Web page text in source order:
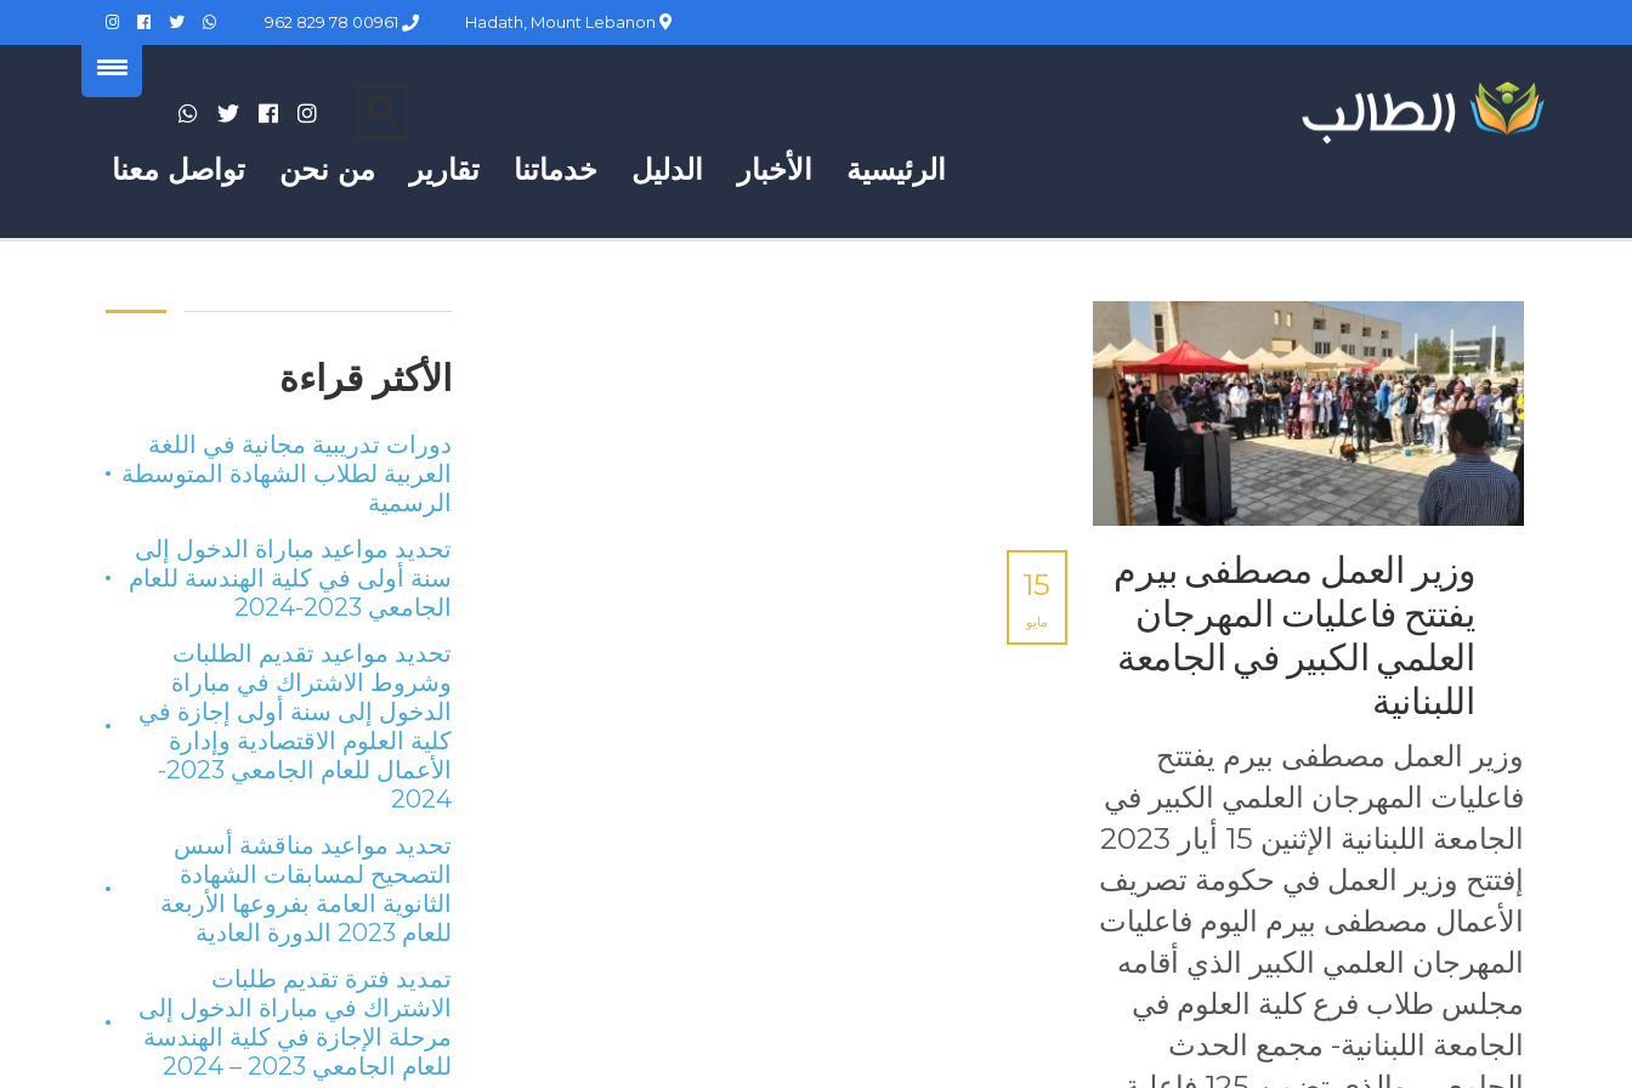
تواصل معنا من نحن تقارير خدماتنا الدليل الأخبار الرئيسية
وزير العمل مصطفى بيرم
يفتتح فاعليات المهرجان
العلمي الكبير في الجامعة
اللبنانية
15
مايو
وزير العمل مصطفى بيرم يفتتح
فاعليات المهرجان العلمي الكبير في
الجامعة اللبنانية الإثنين 15 أيار 2023
إفتتح وزير العمل في حكومة تصريف
الأعمال مصطفى بيرم اليوم فاعليات
المهرجان العلمي الكبير الذي أقامه
مجلس طلاب فرع كلية العلوم في
الجامعة اللبنانية- مجمع الحدث
الأكثر قراءة
دورات تدريبية مجانية في اللغة
العربية لطلاب الشهادة المتوسطة
الرسمية
تحديد مواعيد مباراة الدخول إلى
سنة أولى في كلية الهندسة للعام
الجامعي 2023-2024
تحديد مواعيد تقديم الطلبات
وشروط الاشتراك في مباراة
الدخول إلى سنة أولى إجازة في
كلية العلوم الاقتصادية وإدارة
الأعمال للعام الجامعي 2023-
2024
تحديد مواعيد مناقشة أسس
التصحيح لمسابقات الشهادة
الثانوية العامة بفروعها الأربعة
للعام 2023 الدورة العادية
تمديد فترة تقديم طلبات
الاشتراك في مباراة الدخول إلى
مرحلة الإجازة في كلية الهندسة
للعام الجامعي 2023 – 2024